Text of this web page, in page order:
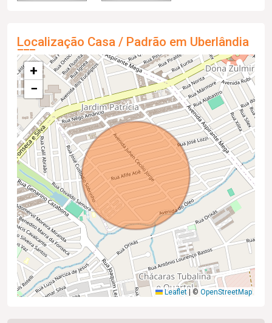
Localização Casa / Padrão em Uberlândia
+
−
Leaflet © OpenStreetMap